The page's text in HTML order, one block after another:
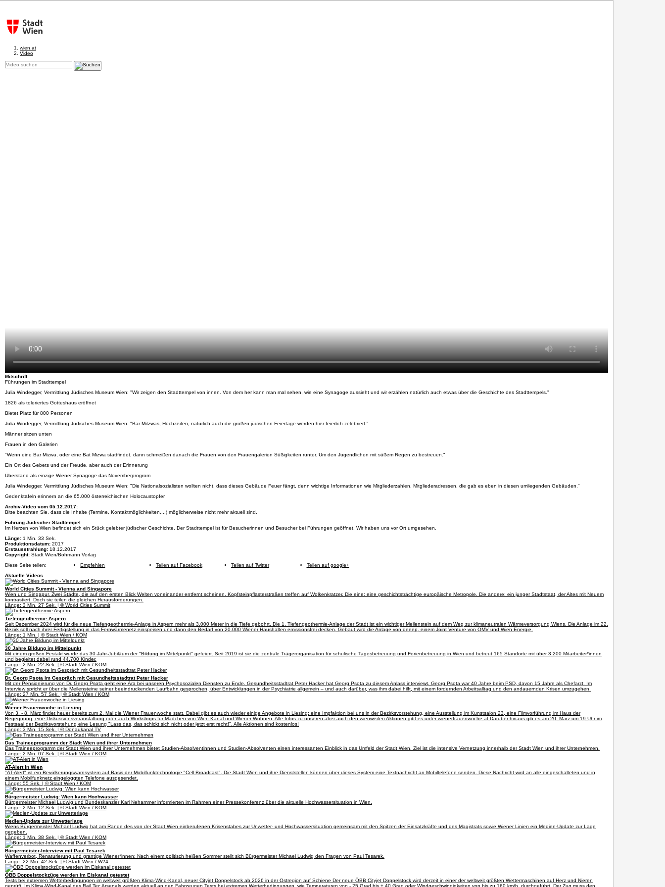
wien.at
Video
Mitschrift
Führungen im Stadttempel
Julia Windegger, Vermittlung Jüdisches Museum Wien: "Wir zeigen den Stadttempel von innen. Von dem her kann man mal sehen, wie eine Synagoge aussieht und wir erzählen natürlich auch etwas über die Geschichte des Stadttempels."
1826 als toleriertes Gotteshaus eröffnet
Bietet Platz für 800 Personen
Julia Windegger, Vermittlung Jüdisches Museum Wien: "Bar Mitzwas, Hochzeiten, natürlich auch die großen jüdischen Feiertage werden hier feierlich zelebriert."
Männer sitzen unten
Frauen in den Galerien
"Wenn eine Bar Mizwa, oder eine Bat Mizwa stattfindet, dann schmeißen danach die Frauen von den Frauengalerien Süßigkeiten runter. Um den Jugendlichen mit süßem Regen zu bestreuen."
Ein Ort des Gebets und der Freude, aber auch der Erinnerung
Überstand als einzige Wiener Synagoge das Novemberprogrom
Julia Windegger, Vermittlung Jüdisches Museum Wien: "Die Nationalsozialisten wollten nicht, dass dieses Gebäude Feuer fängt, denn wichtige Informationen wie Mitgliederzahlen, Mitgliederadressen, die gab es eben in diesen umliegenden Gebäuden."
Gedenktafeln erinnern an die 65.000 österreichischen Holocaustopfer
Archiv-Video vom 05.12.2017:
Bitte beachten Sie, dass die Inhalte (Termine, Kontaktmöglichkeiten,...) möglicherweise nicht mehr aktuell sind.
Führung Jüdischer Stadttempel
Im Herzen von Wien befindet sich ein Stück gelebter jüdischer Geschichte. Der Stadttempel ist für Besucherinnen und Besucher bei Führungen geöffnet. Wir haben uns vor Ort umgesehen.
Länge: 1 Min. 33 Sek.
Produktionsdatum: 2017
Erstausstrahlung: 18.12.2017
Copyright: Stadt Wien/Bohmann Verlag
Diese Seite teilen:
Empfehlen Teilen auf Facebook Teilen auf Twitter
Teilen auf google+
Aktuelle Videos
World Cities Summit - Vienna and Singapore
Wien und Singapur. Zwei Städte, die auf den ersten Blick Welten voneinander entfernt scheinen. Kopfsteinpflasterstraßen treffen auf Wolkenkratzer. Die eine: eine geschichtsträchtige europäische Metropole. Die andere: ein junger Stadtstaat, der Altes mit Neuem
kontrastiert. Doch sie teilen die gleichen Herausforderungen.
Länge: 3 Min. 27 Sek. | © World Cities Summit
Tiefengeothermie Aspern
Seit Dezember 2024 wird für die neue Tiefengeothermie-Anlage in Aspern mehr als 3.000 Meter in die Tiefe gebohrt. Die 1. Tiefengeothermie-Anlage der Stadt ist ein wichtiger Meilenstein auf dem Weg zur klimaneutralen Wärmeversorgung Wiens. Die Anlage im 22.
Bezirk soll nach ihrer Fertigstellung in das Fernwärmenetz einspeisen und dann den Bedarf von 20.000 Wiener Haushalten emissionsfrei decken. Gebaut wird die Anlage von deeep, einem Joint Venture von OMV und Wien Energie.
Länge: 1 Min. | © Stadt Wien / KOM
30 Jahre Bildung im Mittelpunkt
Mit einem großen Festakt wurde das 30-Jahr-Jubiläum der "Bildung im Mittelpunkt" gefeiert. Seit 2019 ist sie die zentrale Trägerorganisation für schulische Tagesbetreuung und Ferienbetreuung in Wien und betreut 165 Standorte mit über 3.200 Mitarbeiter*innen
und begleitet dabei rund 44.700 Kinder.
Länge: 2 Min. 22 Sek. | © Stadt Wien / KOM
Dr. Georg Psota im Gespräch mit Gesundheitsstadtrat Peter Hacker
Mit der Pensionierung von Dr. Georg Psota geht eine Ära bei unseren Psychosozialen Diensten zu Ende. Gesundheitsstadtrat Peter Hacker hat Georg Psota zu diesem Anlass interviewt. Georg Psota war 40 Jahre beim PSD, davon 15 Jahre als Chefarzt. Im
Interview spricht er über die Meilensteine seiner beeindruckenden Laufbahn gesprochen, über Entwicklungen in der Psychiatrie allgemein – und auch darüber, was ihm dabei hilft, mit einem fordernden Arbeitsalltag und den andauernden Krisen umzugehen.
Länge: 27 Min. 57 Sek. | © Stadt Wien / KOM
Wiener Frauenwoche in Liesing
Von 3. - 8. März findet heuer bereits zum 2. Mal die Wiener Frauenwoche statt. Dabei gibt es auch wieder einige Angebote in Liesing: eine Impfaktion bei uns in der Bezirksvorstehung, eine Ausstellung im Kunstsalon 23, eine Filmvorführung im Haus der
Begegnung, eine Diskussionsveranstaltung oder auch Workshops für Mädchen von Wien Kanal und Wiener Wohnen. Alle Infos zu unseren aber auch den wienweiten Aktionen gibt es unter wienerfrauenwoche.at Darüber hinaus gib es am 20. März um 19 Uhr im
Festsaal der Bezirksvorstehung eine Lesung "Lass das, das schickt sich nicht oder jetzt erst recht!". Alle Aktionen sind kostenlos!
Länge: 3 Min. 15 Sek. | © Donaukanal TV
Das Traineeprogramm der Stadt Wien und ihrer Unternehmen
Das Traineeprogramm der Stadt Wien und ihrer Unternehmen bietet Studien-Absolventinnen und Studien-Absolventen einen interessanten Einblick in das Umfeld der Stadt Wien. Ziel ist die intensive Vernetzung innerhalb der Stadt Wien und ihrer Unternehmen.
Länge: 2 Min. 07 Sek. | © Stadt Wien / KOM
AT-Alert in Wien
"AT-Alert" ist ein Bevölkerungswarnsystem auf Basis der Mobilfunktechnologie "Cell Broadcast". Die Stadt Wien und ihre Dienststellen können über dieses System eine Textnachricht an Mobiltelefone senden. Diese Nachricht wird an alle eingeschalteten und in
einem Mobilfunknetz eingeloggten Telefone ausgesendet.
Länge: 55 Sek. | © Stadt Wien / KOM
Bürgermeister Ludwig: Wien kann Hochwasser
Bürgermeister Michael Ludwig und Bundeskanzler Karl Nehammer informierten im Rahmen einer Pressekonferenz über die aktuelle Hochwassersituation in Wien.
Länge: 2 Min. 12 Sek. | © Stadt Wien / KOM
Medien-Update zur Unwetterlage
Wiens Bürgermeister Michael Ludwig hat am Rande des von der Stadt Wien einberufenen Krisenstabes zur Unwetter- und Hochwassersituation gemeinsam mit den Spitzen der Einsatzkräfte und des Magistrats sowie Wiener Linien ein Medien-Update zur Lage
gegeben.
Länge: 1 Min. 38 Sek. | © Stadt Wien / KOM
Bürgermeister-Interview mit Paul Tesarek
Waffenverbot, Renaturierung und grantige Wiener*innen: Nach einem politisch heißen Sommer stellt sich Bürgermeister Michael Ludwig den Fragen von Paul Tesarek.
Länge: 22 Min. 42 Sek. | © Stadt Wien / W24
ÖBB Doppelstockzüge werden im Eiskanal getestet
Tests bei extremen Wetterbedingungen im weltweit größten Klima-Wind-Kanal, neuer Cityjet Doppelstock ab 2026 in der Ostregion auf Schiene Der neue ÖBB Cityjet Doppelstock wird derzeit in einer der weltweit größten Wettermaschinen auf Herz und Nieren
geprüft. Im Klima-Wind-Kanal des Rail Tec Arsenals werden aktuell an den Fahrzeugen Tests bei extremen Wetterbedingungen, wie Temperaturen von - 25 Grad bis + 40 Grad oder Windgeschwindigkeiten von bis zu 160 km/h, durchgeführt. Der Zug muss den